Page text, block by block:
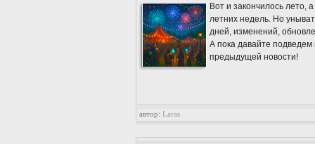
Вот и закончилось лето,
летних недель. Но
дней, изменений,
А пока давайте подведем
предыдущей новости!
автор: Laras